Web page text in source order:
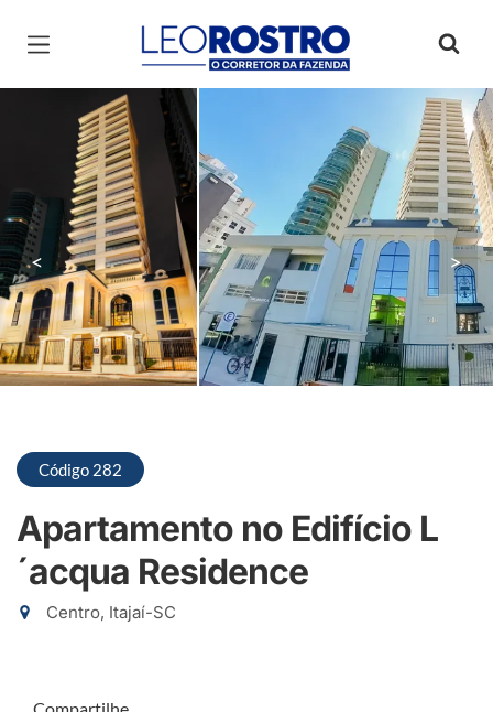
Página inicial
< >
Código 282
Apartamento no Edifício L
´acqua Residence
Centro, Itajaí-SC